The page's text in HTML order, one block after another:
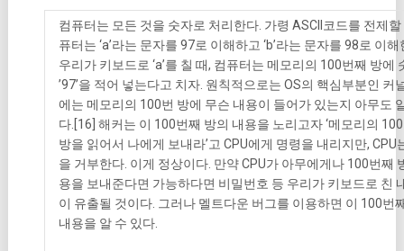
컴퓨터는 모든 것을 숫자로 처리한다. 가령 ASCII코드를 전제할
퓨터는 ‘a’라는 문자를 97로 이해하고 ‘b’라는 문자를 98로 이해
우리가 키보드로 ‘a’를 칠 때, 컴퓨터는 메모리의 100번째 방에
’97’을 적어 넣는다고 치자. 원칙적으로는 OS의 핵심부분인 커
에는 메모리의 100번 방에 무슨 내용이 들어가 있는지 아무도
다.[16] 해커는 이 100번째 방의 내용을 노리고자 ‘메모리의
방을 읽어서 나에게 보내라’고 CPU에게 명령을 내리지만, CPU
을 거부한다. 이게 정상이다. 만약 CPU가 아무에게나 100번째
용을 보내준다면 가능하다면 비밀번호 등 우리가 키보드로 친
이 유출될 것이다. 그러나 멜트다운 버그를 이용하면 이 100번
내용을 알 수 있다.